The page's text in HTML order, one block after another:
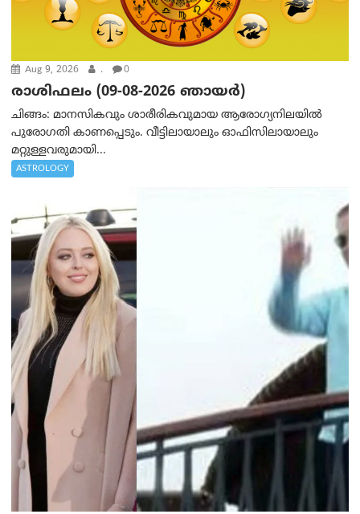
Aug 9, 2026 . 0
രാശിഫലം (09-08-2026 ഞായര്‍)
ചിങ്ങം: മാനസികവും ശാരീരികവുമായ ആരോഗ്യനിലയിൽ
പുരോഗതി കാണപ്പെടും. വീട്ടിലായാലും ഓഫിസിലായാലും
മറ്റുള്ളവരുമായി...
ASTROLOGY